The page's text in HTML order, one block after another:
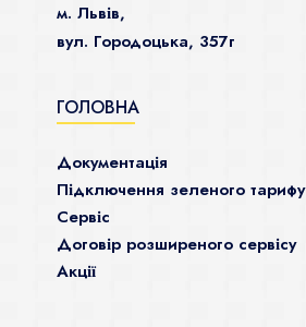
м. Львів,
вул. Городоцька, 357г
ГОЛОВНА
Документація
Підключення зеленого тарифу
Сервіс
Договір розширеного сервісу
Акції